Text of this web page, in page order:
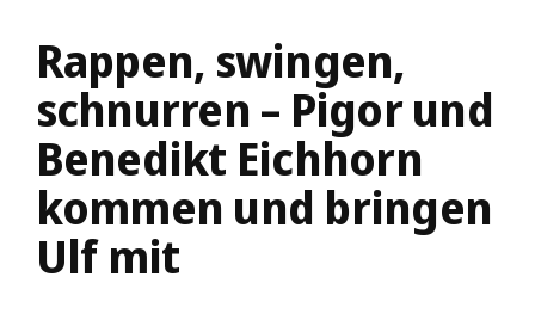
Rappen, swingen,
schnurren – Pigor und
Benedikt Eichhorn
kommen und bringen
Ulf mit